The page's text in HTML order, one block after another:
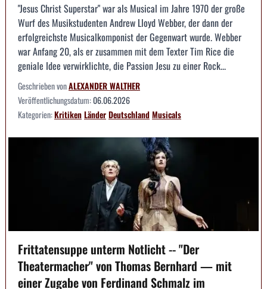
"Jesus Christ Superstar" war als Musical im Jahre 1970 der große
Wurf des Musikstudenten Andrew Lloyd Webber, der dann der
erfolgreichste Musicalkomponist der Gegenwart wurde. Webber
war Anfang 20, als er zusammen mit dem Texter Tim Rice die
geniale Idee verwirklichte, die Passion Jesu zu einer Rock...
Geschrieben vonALEXANDER WALTHER
Veröffentlichungsdatum:06.06.2026
Kategorien:KritikenLänderDeutschlandMusicals
Frittatensuppe unterm Notlicht -- "Der
Theatermacher" von Thomas Bernhard — mit
einer Zugabe von Ferdinand Schmalz im